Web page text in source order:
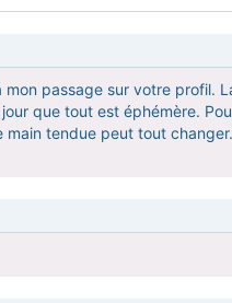
passage sur votre profil.
que tout est éphémère.
tendue peut tout